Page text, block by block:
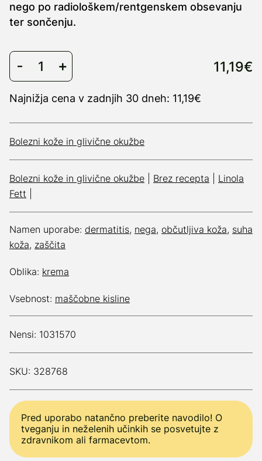
nego po radiološkem/rentgenskem obsevanju
ter sončenju.
11,19€
Najnižja cena v zadnjih 30 dneh: 11,19€
Bolezni kože in glivične okužbe
Bolezni kože in glivične okužbe Brez recepta
Linola
Fett
Namen uporabe: dermatitis, nega, občutljiva koža, suha
koža, zaščita
Oblika: krema
Vsebnost: maščobne kisline
Nensi: 1031570
SKU: 328768
Pred uporabo natančno preberite navodilo! O
tveganju in neželenih učinkih se posvetujte z
zdravnikom ali farmacevtom.